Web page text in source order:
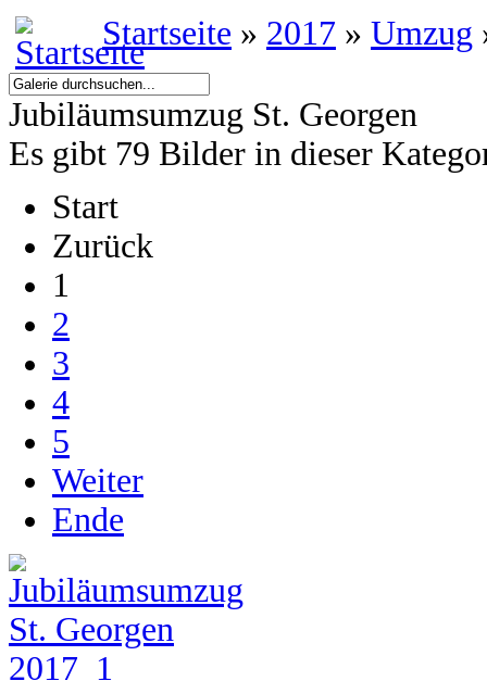
Startseite » 2017 » Umzug
Jubiläumsumzug St. Georgen
Es gibt 79 Bilder in dieser
Start
Zurück
1
2
3
4
5
Weiter
Ende